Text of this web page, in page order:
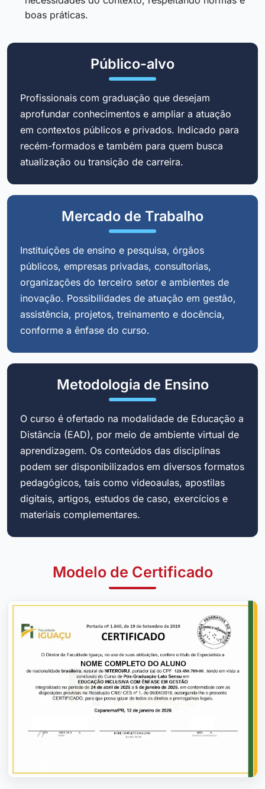
boas práticas.
Público-alvo
Profissionais com graduação que desejam
aprofundar conhecimentos e ampliar a atuação
em contextos públicos e privados. Indicado para
recém-formados e também para quem busca
atualização ou transição de carreira.
Mercado de Trabalho
Instituições de ensino e pesquisa, órgãos
públicos, empresas privadas, consultorias,
organizações do terceiro setor e ambientes de
inovação. Possibilidades de atuação em gestão,
assistência, projetos, treinamento e docência,
conforme a ênfase do curso.
Metodologia de Ensino
O curso é ofertado na modalidade de Educação a
Distância (EAD), por meio de ambiente virtual de
aprendizagem. Os conteúdos das disciplinas
podem ser disponibilizados em diversos formatos
pedagógicos, tais como videoaulas, apostilas
digitais, artigos, estudos de caso, exercícios e
materiais complementares.
Modelo de Certificado